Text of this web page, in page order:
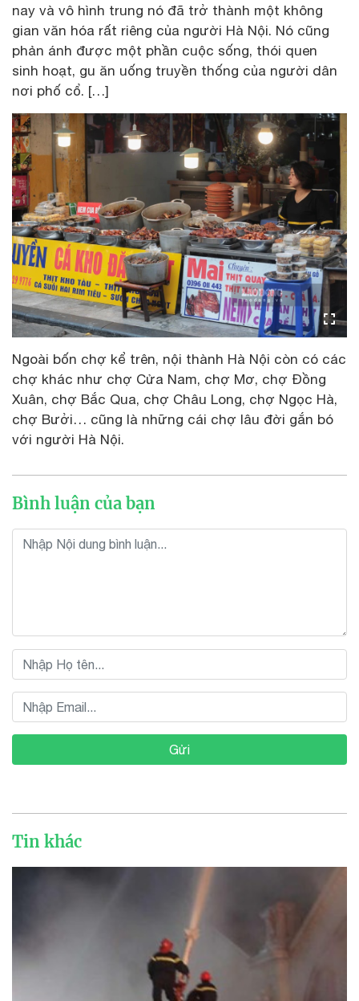
nay và vô hình trung nó đã trở thành một không
gian văn hóa rất riêng của người Hà Nội. Nó cũng
phản ánh được một phần cuộc sống, thói quen
sinh hoạt, gu ăn uống truyền thống của người dân
nơi phố cổ. […]
Ngoài bốn chợ kể trên, nội thành Hà Nội còn có các
chợ khác như chợ Cửa Nam, chợ Mơ, chợ Đồng
Xuân, chợ Bắc Qua, chợ Châu Long, chợ Ngọc Hà,
chợ Bưởi… cũng là những cái chợ lâu đời gắn bó
với người Hà Nội.
Bình luận của bạn
Gửi
Tin khác